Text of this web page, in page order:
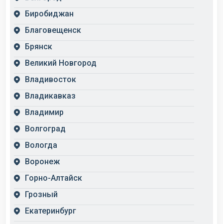
Биробиджан
Благовещенск
Брянск
Великий Новгород
Владивосток
Владикавказ
Владимир
Волгоград
Вологда
Воронеж
Горно-Алтайск
Грозный
Екатеринбург